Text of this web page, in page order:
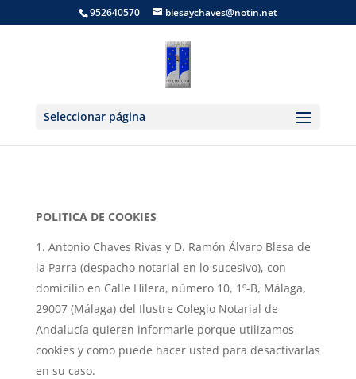
952640570 blesaychaves@notin.net
Seleccionar página
POLITICA DE COOKIES
Antonio Chaves Rivas y D. Ramón Álvaro Blesa de
la Parra (despacho notarial en lo sucesivo), con
domicilio en Calle Hilera, número 10, 1º-B, Málaga,
29007 (Málaga) del Ilustre Colegio Notarial de
Andalucía quieren informarle porque utilizamos
cookies y como puede hacer usted para desactivarlas
en su caso.